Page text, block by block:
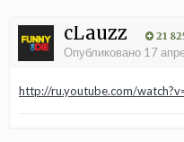
cLauzz 21
Опубликовано 17
http://ru.youtube.com/